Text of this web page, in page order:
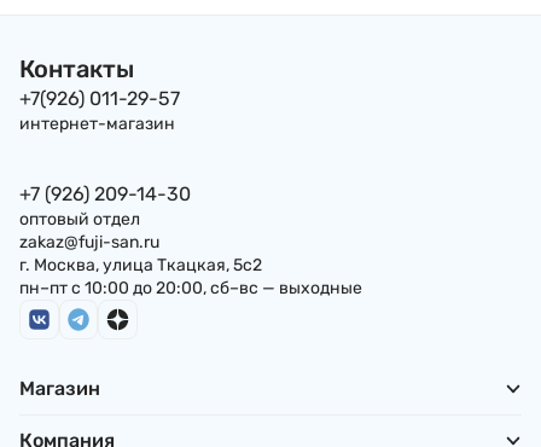
Контакты
+7(926) 011-29-57
интернет-магазин
+7 (926) 209-14-30
оптовый отдел
zakaz@fuji-san.ru
г. Москва, улица Ткацкая, 5с2
пн–пт с 10:00 до 20:00, сб–вс — выходные
Магазин
Компания